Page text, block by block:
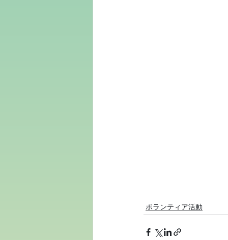
ボランティア活動